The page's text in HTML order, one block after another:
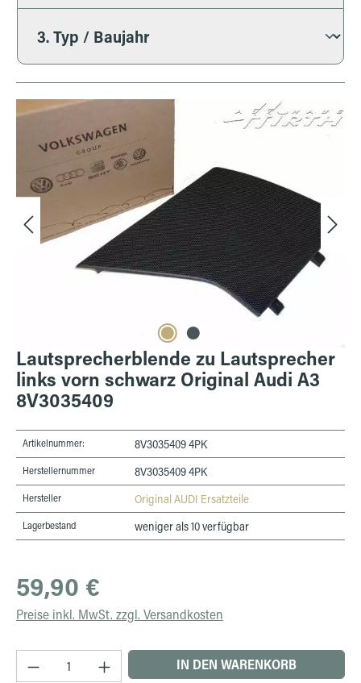
Bildergalerie überspringen
Lautsprecherblende zu Lautsprecher
links vorn schwarz Original Audi A3
8V3035409
Artikelnummer: 8V3035409 4PK
Herstellernummer 8V3035409 4PK
Hersteller Original AUDI Ersatzteile
Lagerbestand weniger als 10 verfügbar
Regulärer Preis:
59,90 €
Preise inkl. MwSt. zzgl. Versandkosten
Produkt Anzahl: Gib den gewünschten Wert
IN DEN WARENKORB